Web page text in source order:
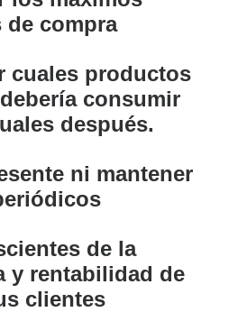
de compra
cuales productos
consumir
después.
ni mantener
de la
y rentabilidad de
clientes